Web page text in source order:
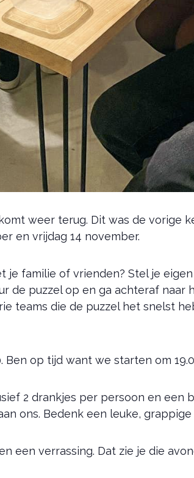
weer terug. Dit was de vorige
en vrijdag 14 november.
je familie of vrienden? Stel je
de puzzel op en ga achteraf naar
teams die de puzzel het snelst
Ben op tijd want we starten om
2 drankjes per persoon en een
ons. Bedenk een leuke,
een verrassing. Dat zie je die